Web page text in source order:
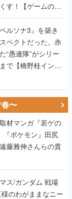
す！【ゲームの企
ルソナ3』を築き
ペクトだった。赤
“愚連隊”がシリー
で【橋野桂インタ
〜
材マンガ『若ゲの
『ポケモン』田尻
藤雅伸さんらの貴
/ガンダム 戦場
のわがままなニー